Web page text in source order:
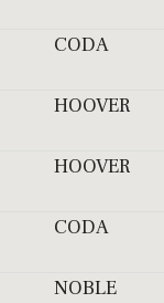
CODA
HOOVER
HOOVER
CODA
NOBLE